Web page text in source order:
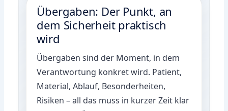
Übergaben: Der Punkt, an
dem Sicherheit praktisch
wird
Übergaben sind der Moment, in dem
Verantwortung konkret wird. Patient,
Material, Ablauf, Besonderheiten,
Risiken – all das muss in kurzer Zeit klar